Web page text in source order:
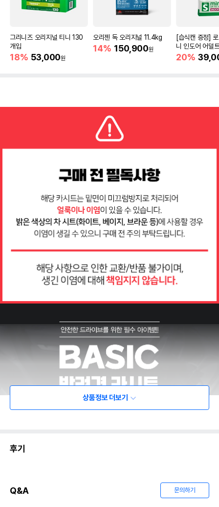
그리니즈 오리지널 티니 130
개입
18% 53,000원
오리젠 독 오리지널 11.4kg
14% 150,900원
[습식캔 증정]
니 인도어 어덜
건강
20%
상품정보 더보기
후기
Q&A 문의하기